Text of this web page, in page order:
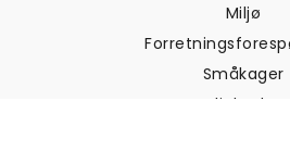
Miljø
Småkager